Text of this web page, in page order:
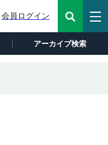
会員ログイン
アーカイブ検索